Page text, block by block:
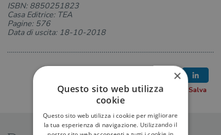
ISBN: 8850251823
Casa Editrice: TEA
Pagine: 576
Data di uscita: 18-10-2018
×
Questo sito web utilizza
cookie
Questo sito web utilizza i cookie per migliorare
la tua esperienza di navigazione. Utilizzando il